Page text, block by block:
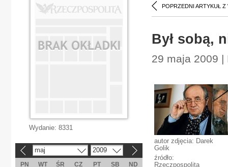
POPRZEDNI ARTYKUŁ Z
Był sobą,
29 maja 2009 |
autor zdjęcia: Darek
Golik
źródło:
Rzeczpospolita
Wydanie: 8331
maj 2009
PN WT ŚR CZ PT SB
ND